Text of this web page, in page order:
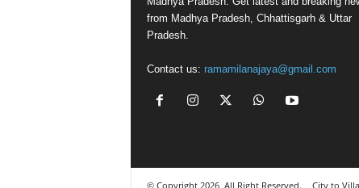
from Madhya Pradesh, Chhattisgarh & Uttar
Pradesh.
Contact us: ramamilanajaya@gmail.com
© Copyright 2026, All Right Reserved. City to